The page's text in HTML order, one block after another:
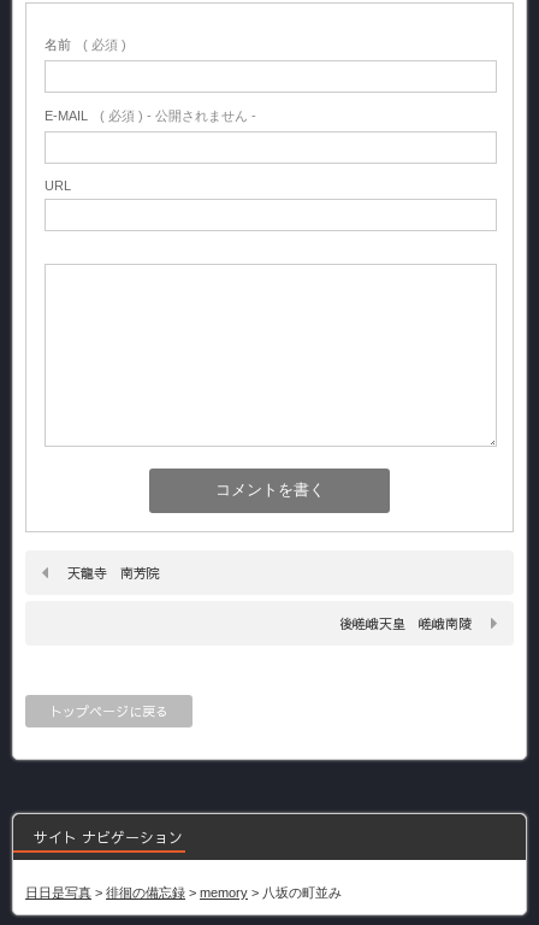
名前 ( 必須 )
E-MAIL ( 必須 ) - 公開されません -
URL
天龍寺 南芳院
後嵯峨天皇 嵯峨南陵
トップページに戻る
サイト ナビゲーション
日日是写真 > 徘徊の備忘録 > memory > 八坂の町並み